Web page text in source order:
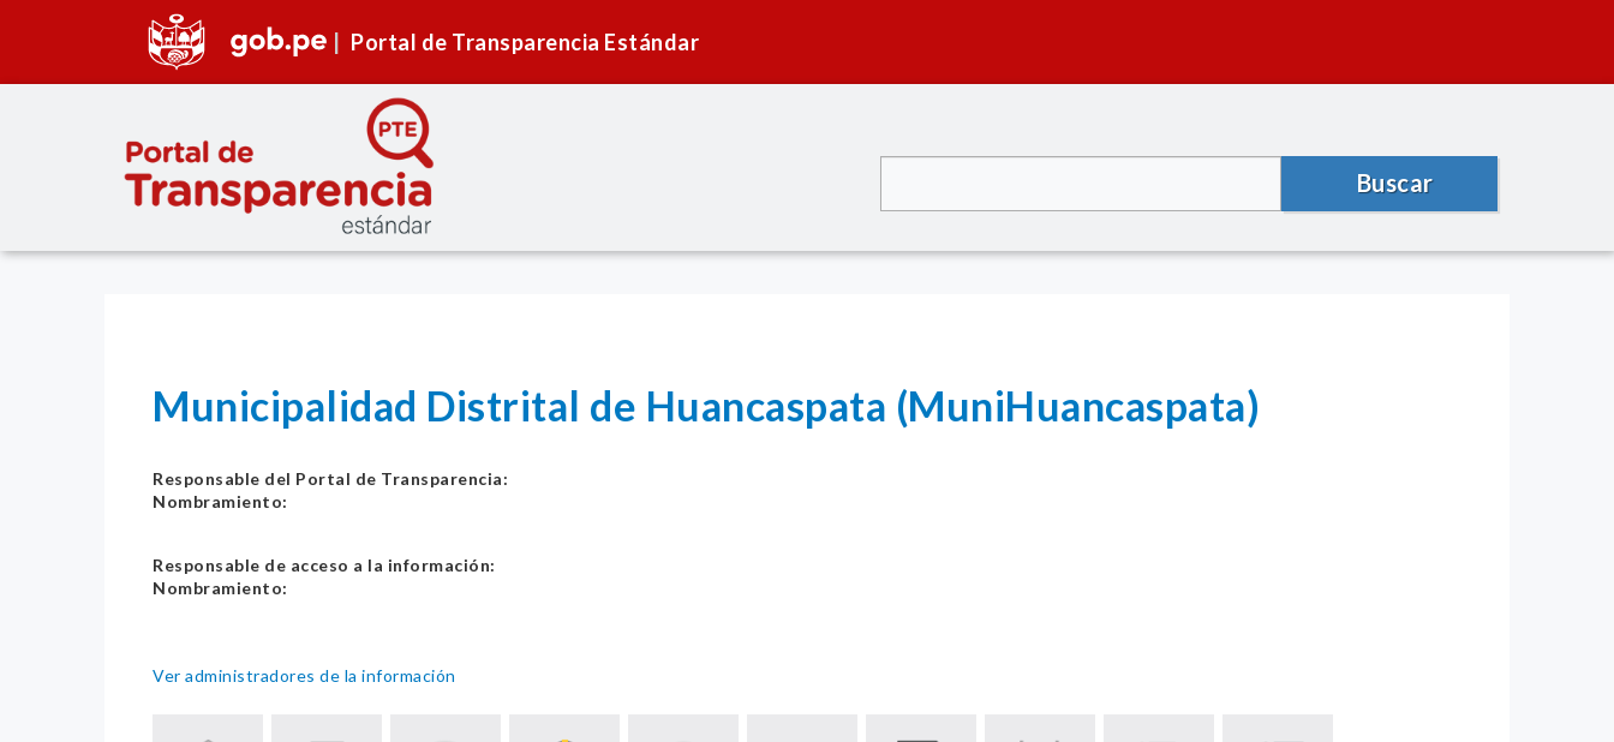
Portal de Transparencia Estándar
Buscar
Municipalidad Distrital de Huancaspata (MuniHuancaspata)
Responsable del Portal de Transparencia:
Nombramiento:
Responsable de acceso a la información:
Nombramiento:
Ver administradores de la información